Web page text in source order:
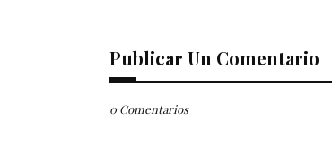
Publicar Un Comentario
0 Comentarios